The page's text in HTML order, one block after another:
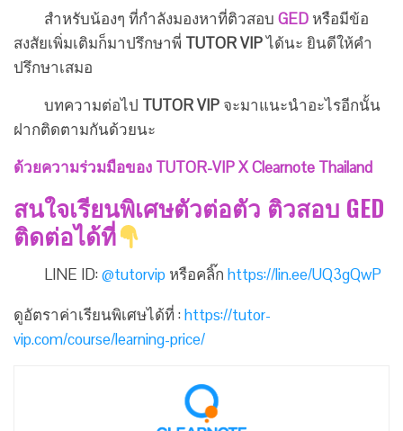
สำหรับน้องๆ ที่กำลังมองหาที่ติวสอบ GED หรือมีข้อ
สงสัยเพิ่มเติมก็มาปรึกษาพี่ TUTOR VIPได้นะ ยินดีให้คำ
ปรึกษาเสมอ
บทความต่อไป TUTOR VIP จะมาแนะนำอะไรอีกนั้น
ฝากติดตามกันด้วยนะ
ด้วยความร่วมมือของ TUTOR-VIP X Clearnote Thailand
สนใจเรียนพิเศษตัวต่อตัว ติวสอบ GED
ติดต่อได้ที่
LINE ID:@tutorvip หรือคลิ๊ก https://lin.ee/UQ3gQwP
ดูอัตราค่าเรียนพิเศษได้ที่ :https://tutor-
vip.com/course/learning-price/